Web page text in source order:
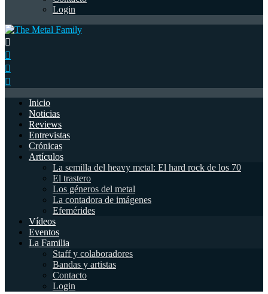
Login
Inicio
Noticias
Reviews
Entrevistas
Crónicas
Artículos
La semilla del heavy metal: El hard rock de los 70
El trastero
Los géneros del metal
La contadora de imágenes
Efemérides
Vídeos
Eventos
La Familia
Staff y colaboradores
Bandas y artistas
Contacto
Login